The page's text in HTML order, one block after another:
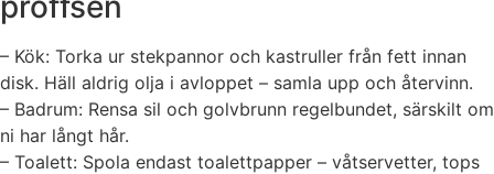
– Kök: Torka ur stekpannor och kastruller från fett innan
disk. Häll aldrig olja i avloppet – samla upp och återvinn.
– Badrum: Rensa sil och golvbrunn regelbundet, särskilt om
ni har långt hår.
– Toalett: Spola endast toalettpapper – våtservetter, tops